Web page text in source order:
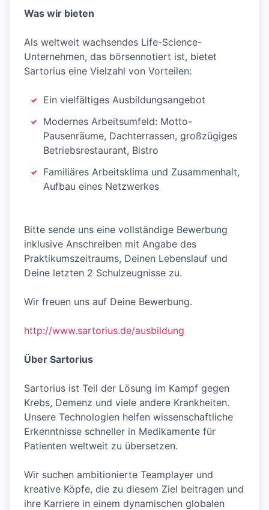
Was wir bieten
Als weltweit wachsendes Life-Science-
Unternehmen, das börsennotiert ist, bietet
Sartorius eine Vielzahl von Vorteilen:
Ein vielfältiges Ausbildungsangebot
Modernes Arbeitsumfeld: Motto-
Pausenräume, Dachterrassen, großzügiges
Betriebsrestaurant, Bistro
Familiäres Arbeitsklima und Zusammenhalt,
Aufbau eines Netzwerkes
Bitte sende uns eine vollständige Bewerbung
inklusive Anschreiben mit Angabe des
Praktikumszeitraums, Deinen Lebenslauf und
Deine letzten 2 Schulzeugnisse zu.
Wir freuen uns auf Deine Bewerbung.
http://www.sartorius.de/ausbildung
Über Sartorius
Sartorius ist Teil der Lösung im Kampf gegen
Krebs, Demenz und viele andere Krankheiten.
Unsere Technologien helfen wissenschaftliche
Erkenntnisse schneller in Medikamente für
Patienten weltweit zu übersetzen.
Wir suchen ambitionierte Teamplayer und
kreative Köpfe, die zu diesem Ziel beitragen und
ihre Karriere in einem dynamischen globalen